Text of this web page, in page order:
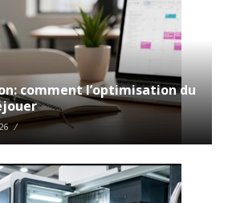
comment l’optimisation du